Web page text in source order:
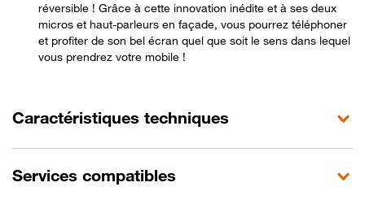
réversible ! Grâce à cette innovation inédite et à ses deux
micros et haut-parleurs en façade, vous pourrez téléphoner
et profiter de son bel écran quel que soit le sens dans lequel
vous prendrez votre mobile !
Caractéristiques techniques
Services compatibles